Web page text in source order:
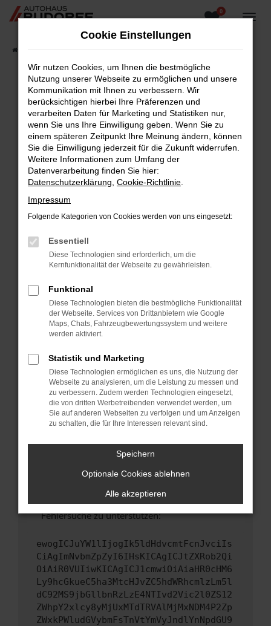
Zum
0
Fehler: Network Error
Beim Laden ist ein Fehler aufgetreten.
Hier sind ein paar Tipps, die dir helfen können:
Überprüfe deine Firewall und deine
Internetverbindung.
Laden andere Webseiten, zum Beispiel deine
Suchmaschine?
Prüfe deine Browsererweiterungen.
Manche Erweiterungen, wie Werbeblocker,
können das Laden bestimmter Seiten
verhindern. Funktioniert die Seite in einem
Fenster?
Starte dein Gerät neu.
Das kann manchmal helfen, vorübergehende
Probleme zu beheben.
Betriebssystem auf dem neuesten Stand
sind.
Veraltete Software birgt nicht nur ein
Sicherheitsrisiko, sondern kann auch dazu
führen, dass bestimmte Funktionen nicht mehr
unterstützt werden.
Wende dich an den Webseitenbetreiber.
Wenn du alle oben genannten Schritte versucht
hast, kontaktiere uns bitte. Wir werden
versuchen, das Problem zu beheben. Du kannst
uns diesen Text schicken, um uns bei der
Fehlersuche zu unterstützen:
ewogICJuYW1lIjogIk5ldHdvcmtFcnJvciIs
CiAgImNvbmZpZyI6IHsKICAgICJtZXRob2Qi
OiAiR0VUIiwKICAgICJ1cmwiOiAiaHR0cHM6
Ly9hcGkueC5ha3MtcHJvZC5hdWRhcmlzLm5l
dC92MS9jbGllbnRzLzE4NTIvd2Vic2l0ZS12
ZWhpY2xlcy8yMjUxMTdTRVAlMjMxNDM4P2Zp
ZWxkPWludGVybmFsTnVtYmVyJndlYnNpdGU9
Cookie Einstellungen
Wir nutzen Cookies, um Ihnen die bestmögliche
Nutzung unserer Webseite zu ermöglichen und unsere
Kommunikation mit Ihnen zu verbessern. Wir
berücksichtigen hierbei Ihre Präferenzen und
verarbeiten Daten für Marketing und Statistiken nur,
wenn Sie uns Ihre Einwilligung geben. Wenn Sie zu
einem späteren Zeitpunkt Ihre Meinung ändern, können
Sie die Einwilligung jederzeit für die Zukunft widerrufen.
Weitere Informationen zum Umfang der
Datenverarbeitung finden Sie hier:
Datenschutzerklärung Cookie-Richtlinie
Impressum
Folgende Kategorien von Cookies werden von uns eingesetzt:
Essentiell
Diese Technologien sind erforderlich, um die
Kernfunktionalität der Webseite zu gewährleisten.
Funktional
Diese Technologien bieten die bestmögliche Funktionalität
der Webseite. Services von Drittanbietern wie Google
Maps, Chats, Fahrzeugbewertungssystem und weitere
werden aktiviert.
Statistik und Marketing
Diese Technologien ermöglichen es uns, die Nutzung der
Webseite zu analysieren, um die Leistung zu messen und
zu verbessern. Zudem werden Technologien eingesetzt,
die von dritten Werbetreibenden verwendet werden, um
Sie auf anderen Webseiten zu verfolgen und um Anzeigen
zu schalten, die für Ihre Interessen relevant sind.
Speichern
Optionale Cookies ablehnen
Alle akzeptieren